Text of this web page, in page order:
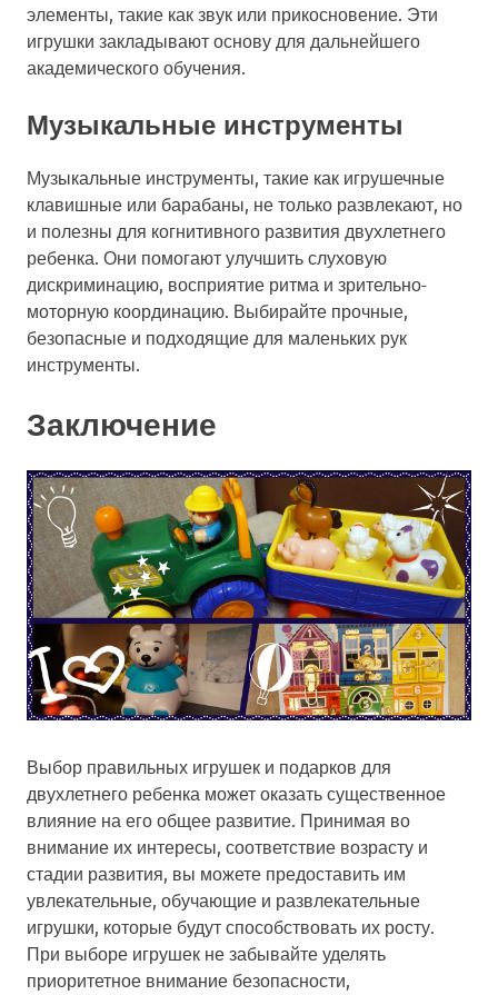
элементы, такие как звук или прикосновение. Эти
игрушки закладывают основу для дальнейшего
академического обучения.
Музыкальные инструменты
Музыкальные инструменты, такие как игрушечные
клавишные или барабаны, не только развлекают, но
и полезны для когнитивного развития двухлетнего
ребенка. Они помогают улучшить слуховую
дискриминацию, восприятие ритма и зрительно-
моторную координацию. Выбирайте прочные,
безопасные и подходящие для маленьких рук
инструменты.
Заключение
Выбор правильных игрушек и подарков для
двухлетнего ребенка может оказать существенное
влияние на его общее развитие. Принимая во
внимание их интересы, соответствие возрасту и
стадии развития, вы можете предоставить им
увлекательные, обучающие и развлекательные
игрушки, которые будут способствовать их росту.
При выборе игрушек не забывайте уделять
приоритетное внимание безопасности,